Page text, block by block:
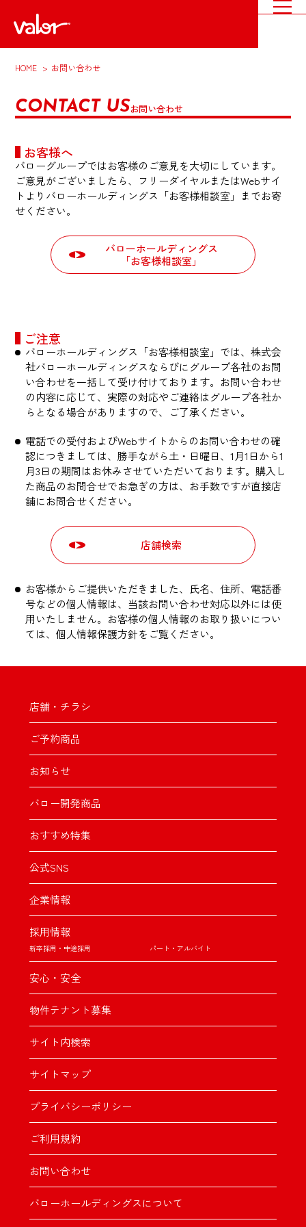
HOME お問い合わせ
CONTACT USお問い合わせ
お客様へ
バローグループではお客様のご意見を大切にしています。
ご意見がございましたら、フリーダイヤルまたはWebサイ
トよりバローホールディングス「お客様相談室」までお寄
せください。
バローホールディングス
「お客様相談室」
ご注意
バローホールディングス「お客様相談室」では、株式会
社バローホールディングスならびにグループ各社のお問
い合わせを一括して受け付けております。お問い合わせ
の内容に応じて、実際の対応やご連絡はグループ各社か
らとなる場合がありますので、ご了承ください。
電話での受付およびWebサイトからのお問い合わせの確
認につきましては、勝手ながら土・日曜日、1月1日から1
月3日の期間はお休みさせていただいております。購入し
た商品のお問合せでお急ぎの方は、お手数ですが直接店
舗にお問合せください。
店舗検索
お客様からご提供いただきました、氏名、住所、電話番
号などの個人情報は、当該お問い合わせ対応以外には使
用いたしません。お客様の個人情報のお取り扱いについ
ては、個人情報保護方針をご覧ください。
店舗・チラシ
ご予約商品
お知らせ
バロー開発商品
おすすめ特集
公式SNS
企業情報
採用情報
新卒採用・中途採用 パート・アルバイト
安心・安全
物件テナント募集
サイト内検索
サイトマップ
プライバシーポリシー
ご利用規約
お問い合わせ
バローホールディングスについて